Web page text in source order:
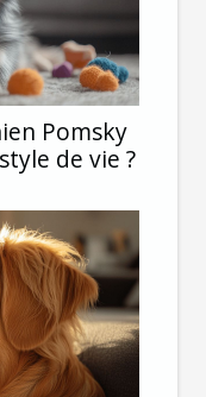
Pomsky
de vie ?